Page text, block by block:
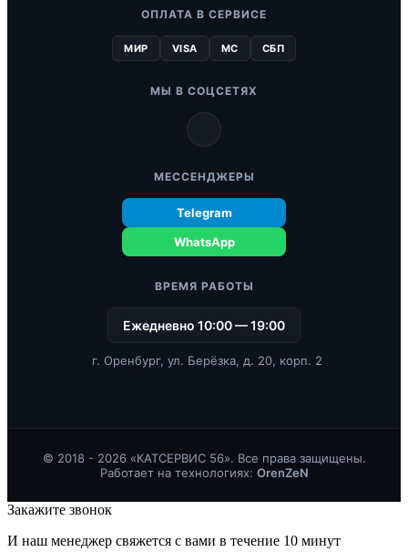
ОПЛАТА В СЕРВИСЕ
МИР VISA MC СБП
МЫ В СОЦСЕТЯХ
МЕССЕНДЖЕРЫ
Telegram
WhatsApp
ВРЕМЯ РАБОТЫ
Ежедневно 10:00 — 19:00
г. Оренбург, ул. Берёзка, д. 20, корп. 2
© 2018 - 2026 «КАТСЕРВИС 56». Все права защищены.
Работает на технологиях: OrenZeN
Закажите звонок
И наш менеджер свяжется с вами в течение 10 минут